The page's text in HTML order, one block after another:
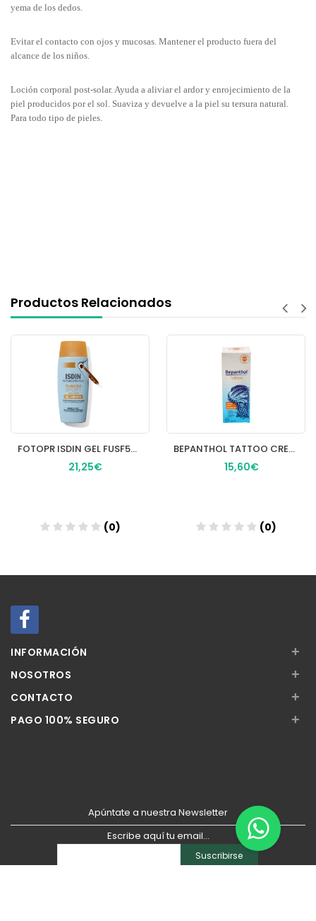
yema de los dedos.
Evitar el contacto con ojos y mucosas. Mantener el producto fuera del
alcance de los niños.
Loción corporal post-solar. Ayuda a aliviar el ardor y enrojecimiento de la
piel producidos por el sol. Suaviza y devuelve a la piel su tersura natural.
Para todo tipo de pieles.
Productos Relacionados
FOTOPR ISDIN GEL FUSF50+ 100ML
21,25€
(0)
BEPANTHOL TATTOO CREMA SOLAR PROTECTORA SPF 50+
15,60€
(0)
INFORMACIÓN +
NOSOTROS +
CONTACTO +
PAGO 100% SEGURO +
Apúntate a nuestra Newsletter
Escribe aquí tu email...
Suscribirse